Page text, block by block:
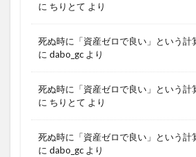
に ちりとて より
死ぬ時に「資産ゼロで良い」という計
に dabo_gc より
死ぬ時に「資産ゼロで良い」という計
に ちりとて より
死ぬ時に「資産ゼロで良い」という計
に dabo_gc より